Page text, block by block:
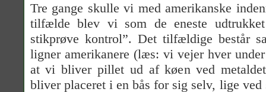
Tre gange skulle vi med amerikanske
tilfælde blev vi som de eneste
stikprøve kontrol”. Det tilfældige består
ligner amerikanere (læs: vi vejer hver
at vi bliver pillet ud af køen ved
bliver placeret i en bås for sig selv, lige ved